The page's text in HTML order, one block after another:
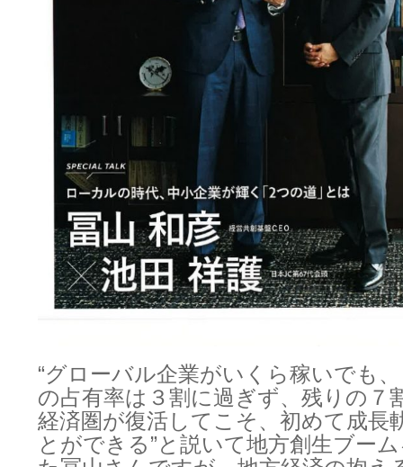
“グローバル企業がいくら稼いでも
の占有率は３割に過ぎず、残りの７
経済圏が復活してこそ、初めて成長
とができる”と説いて地方創生ブー